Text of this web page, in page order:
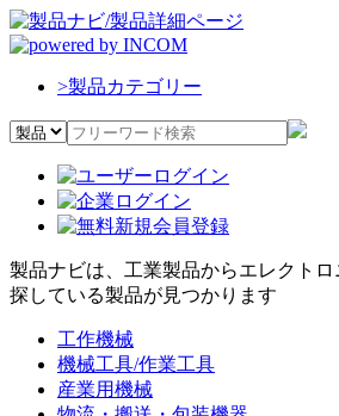
>製品カテゴリー
製品ナビは、工業製品からエレクトロ
探している製品が見つかります
工作機械
機械工具/作業工具
産業用機械